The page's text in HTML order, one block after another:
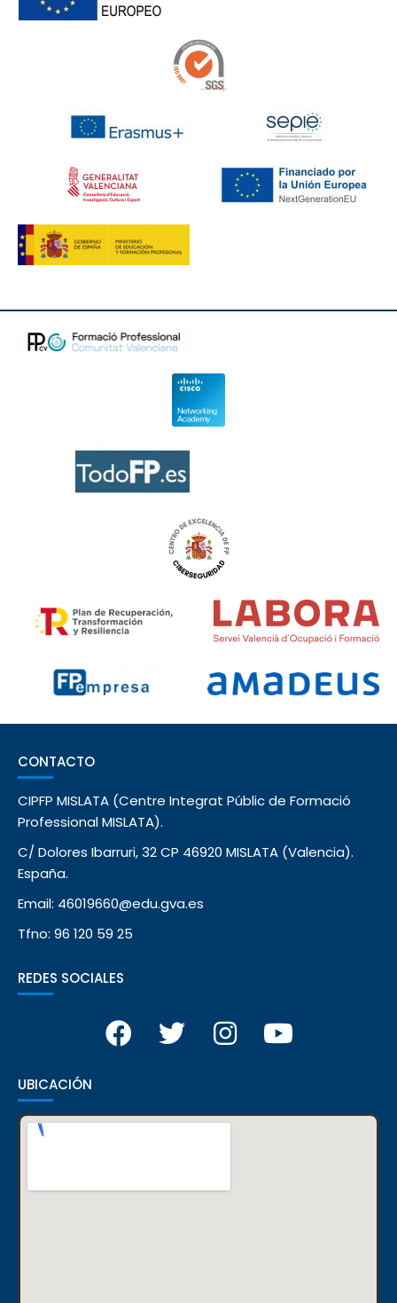
CONTACTO
CIPFP MISLATA (Centre Integrat Públic de Formació
Professional MISLATA).
C/ Dolores Ibarruri, 32 CP 46920 MISLATA (Valencia).
España.
Email: 46019660@edu.gva.es
Tfno: 96 120 59 25
REDES SOCIALES
UBICACIÓN